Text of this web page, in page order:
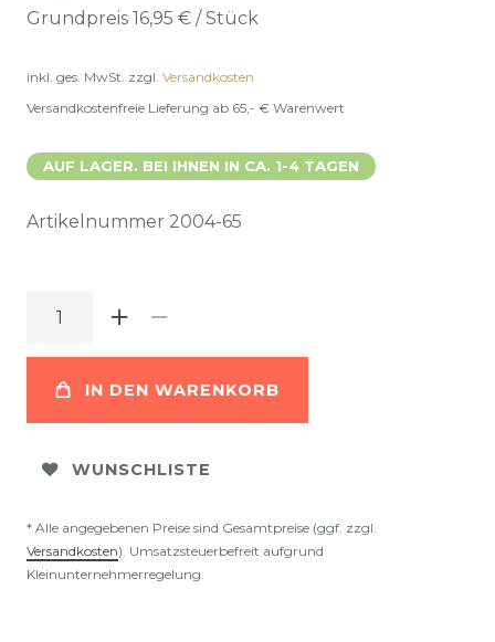
Grundpreis 16,95 € / Stück
inkl. ges. MwSt. zzgl. Versandkosten
Versandkostenfreie Lieferung ab 65,- € Warenwert
AUF LAGER. BEI IHNEN IN CA. 1-4 TAGEN
Artikelnummer 2004-65
IN DEN WARENKORB
WUNSCHLISTE
* Alle angegebenen Preise sind Gesamtpreise (ggf. zzgl.
Versandkosten). Umsatzsteuerbefreit aufgrund
Kleinunternehmerregelung.